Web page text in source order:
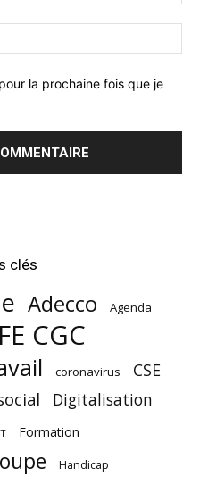
la prochaine fois que je
clés
Adecco Agenda
CGC
coronavirus CSE
Digitalisation
Formation
Handicap